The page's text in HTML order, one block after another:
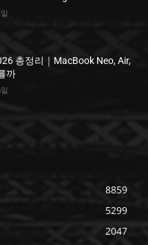
총정리｜MacBook Neo, Air,
까
8859
5299
2047